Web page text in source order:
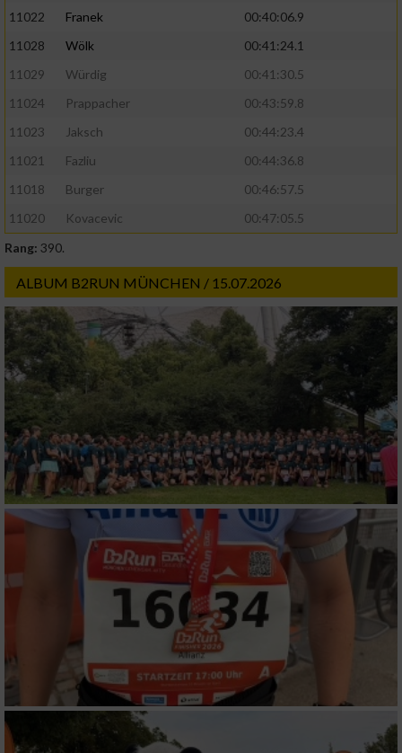
11022
Franek
00:40:06.9
11028
Wölk
00:41:24.1
11029
Würdig
00:41:30.5
11024
Prappacher
00:43:59.8
11023
Jaksch
00:44:23.4
11021
Fazliu
00:44:36.8
11018
Burger
00:46:57.5
11020
Kovacevic
00:47:05.5
Rang: 390.
ALBUM B2RUN MÜNCHEN / 15.07.2026